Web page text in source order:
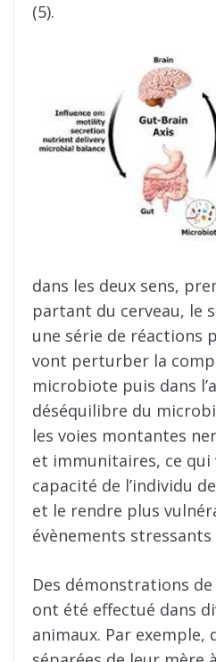
(5).
dans les deux sens,
partant du cerveau, le
une série de réactions
vont perturber la
microbiote puis dans
déséquilibre du
les voies montantes
et immunitaires, ce qui
capacité de l’individu
et le rendre plus
évènements stressants
Des démonstrations de
ont été effectué dans
animaux. Par exemple,